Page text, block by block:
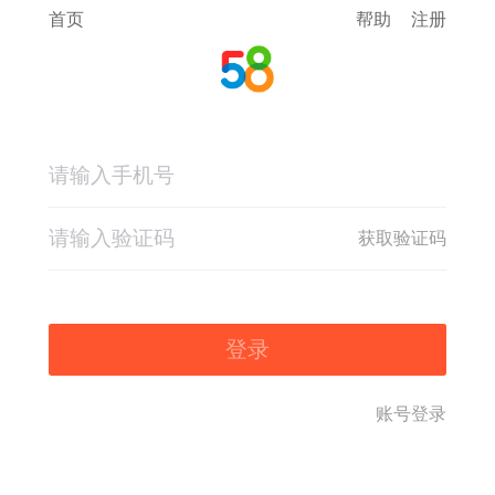
首页 帮助 注册
获取验证码
登录
账号登录